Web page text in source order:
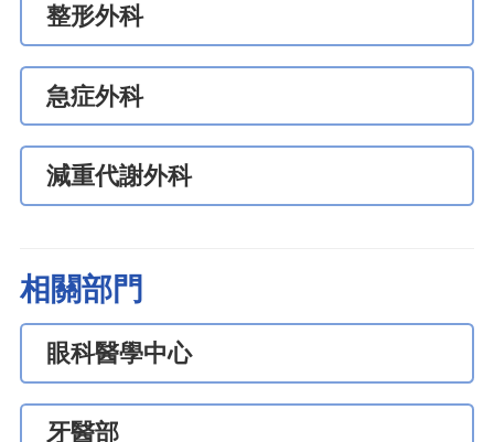
整形外科
急症外科
減重代謝外科
相關部門
眼科醫學中心
牙醫部